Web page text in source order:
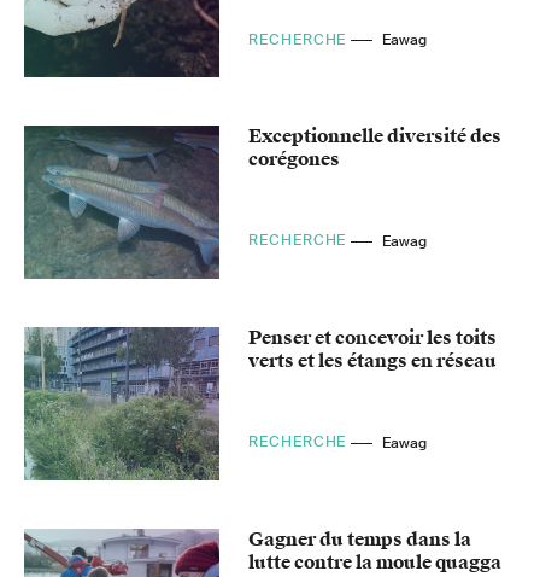
RECHERCHE Eawag
Exceptionnelle diversité des
corégones
RECHERCHE Eawag
Penser et concevoir les toits
verts et les étangs en réseau
RECHERCHE Eawag
Gagner du temps dans la
lutte contre la moule quagga